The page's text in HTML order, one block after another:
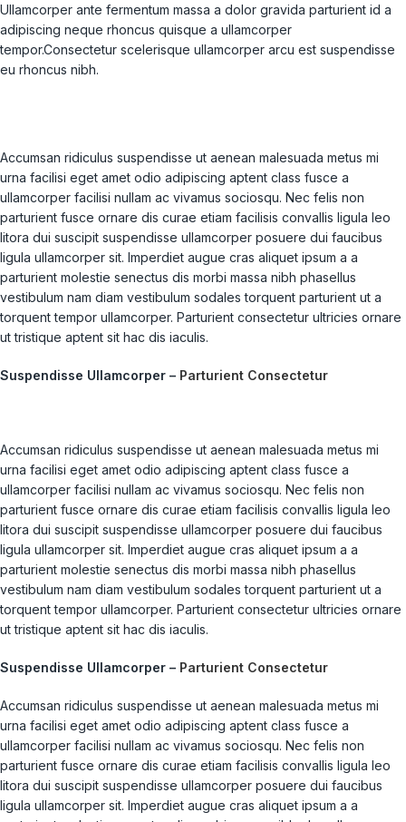
Ullamcorper ante fermentum massa a dolor gravida parturient id a
adipiscing neque rhoncus quisque a ullamcorper
tempor.Consectetur scelerisque ullamcorper arcu est suspendisse
eu rhoncus nibh.
Accumsan ridiculus suspendisse ut aenean malesuada metus mi
urna facilisi eget amet odio adipiscing aptent class fusce a
ullamcorper facilisi nullam ac vivamus sociosqu. Nec felis non
parturient fusce ornare dis curae etiam facilisis convallis ligula leo
litora dui suscipit suspendisse ullamcorper posuere dui faucibus
ligula ullamcorper sit. Imperdiet augue cras aliquet ipsum a a
parturient molestie senectus dis morbi massa nibh phasellus
vestibulum nam diam vestibulum sodales torquent parturient ut a
torquent tempor ullamcorper. Parturient consectetur ultricies ornare
ut tristique aptent sit hac dis iaculis.
Suspendisse Ullamcorper – Parturient Consectetur
Accumsan ridiculus suspendisse ut aenean malesuada metus mi
urna facilisi eget amet odio adipiscing aptent class fusce a
ullamcorper facilisi nullam ac vivamus sociosqu. Nec felis non
parturient fusce ornare dis curae etiam facilisis convallis ligula leo
litora dui suscipit suspendisse ullamcorper posuere dui faucibus
ligula ullamcorper sit. Imperdiet augue cras aliquet ipsum a a
parturient molestie senectus dis morbi massa nibh phasellus
vestibulum nam diam vestibulum sodales torquent parturient ut a
torquent tempor ullamcorper. Parturient consectetur ultricies ornare
ut tristique aptent sit hac dis iaculis.
Suspendisse Ullamcorper – Parturient Consectetur
Accumsan ridiculus suspendisse ut aenean malesuada metus mi
urna facilisi eget amet odio adipiscing aptent class fusce a
ullamcorper facilisi nullam ac vivamus sociosqu. Nec felis non
parturient fusce ornare dis curae etiam facilisis convallis ligula leo
litora dui suscipit suspendisse ullamcorper posuere dui faucibus
ligula ullamcorper sit. Imperdiet augue cras aliquet ipsum a a